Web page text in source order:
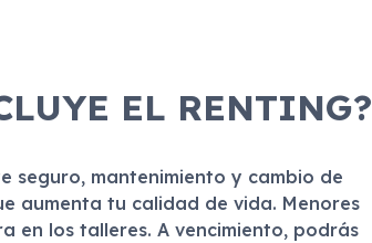
EL RENTING?
seguro, mantenimiento y cambio de
aumenta tu calidad de vida. Menores
en los talleres. A vencimiento, podrás